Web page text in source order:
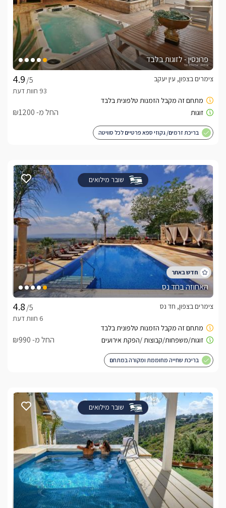
פרונסין - לזוגות בלבד
/5
צימרים בצפון, עין יעקב
החל מ- ₪1200
בריכת זרמים/ גקוזי ספא פרטיים לכל סוויטה
שובר מילואים
האחוזה בחד נס
/5
צימרים בצפון, חד נס
החל מ- ₪990
בריכת שחייה מחוממת ומקורה במתחם
שובר מילואים